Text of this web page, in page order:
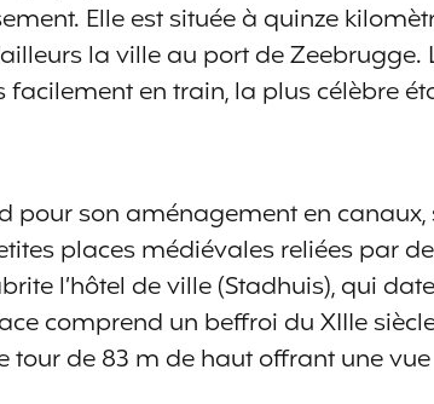
Elle est située à quinze
la ville au port de Zeebrugge.
en train, la plus célèbre
pour son aménagement en canaux,
places médiévales reliées par
l’hôtel de ville (Stadhuis), qui
comprend un beffroi du XIIIe
tour de 83 m de haut offrant une vue